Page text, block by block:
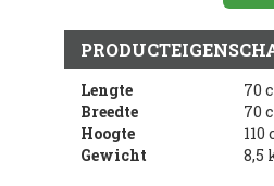
Lengte
70
Breedte
70
Hoogte
110
Gewicht
8,5